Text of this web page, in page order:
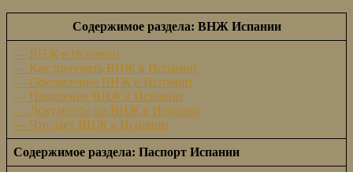
Содержимое раздела: ВНЖ Испании
— ВНЖ в Испании
— Как получить ВНЖ в Испании
— Оформление ВНЖ в Испании
— Продление ВНЖ в Испании
— Документы на ВНЖ в Испании
— Что дает ВНЖ в Испании
Содержимое раздела: Паспорт Испании